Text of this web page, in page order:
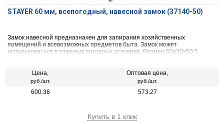
STAYER 60 мм, всепогодный, навесной замок (37140-50)
Замок навесной предназначен для запирания хозяйственных
помещений и всевозможных предметов быта. Замок может
использоваться в тяжелых погодных условиях. Размер 60х30х50.5
Цена,
руб./шт.
Оптовая цена,
руб./шт.
600.36 573.27
Купить в 1 клик